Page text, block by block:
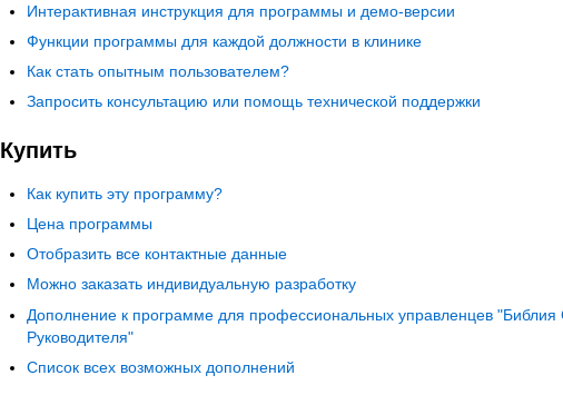
Интерактивная инструкция для программы и демо-версии
Функции программы для каждой должности в клинике
Как стать опытным пользователем?
Запросить консультацию или помощь технической поддержки
Купить
Как купить эту программу?
Цена программы
Отобразить все контактные данные
Можно заказать индивидуальную разработку
Дополнение к программе для профессиональных управленцев "Библия
Руководителя"
Список всех возможных дополнений